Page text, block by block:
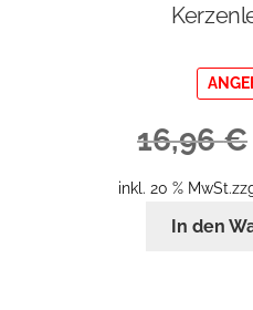
16,96€
inkl. 20 % MwSt.
In den